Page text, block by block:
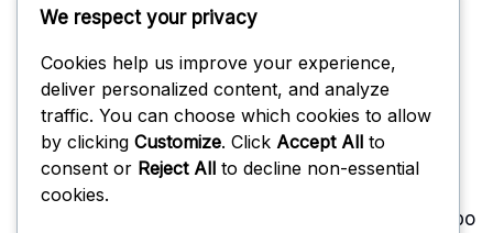
Los equipos nacionales y los atletas prominentes
impactan significativamente en las elecciones de
pelotas de entrenamiento entre los jugadores.
Cuando un equipo nacional respalda una marca o
tipo específico de pelota, a menudo conduce a un
aumento en las ventas y popularidad de ese equipo
We respect your privacy
Cookies help us improve your experience,
deliver personalized content, and analyze
traffic. You can choose which cookies to allow
by clicking Customize. Click Accept All to
consent or Reject All to decline non-essential
cookies.